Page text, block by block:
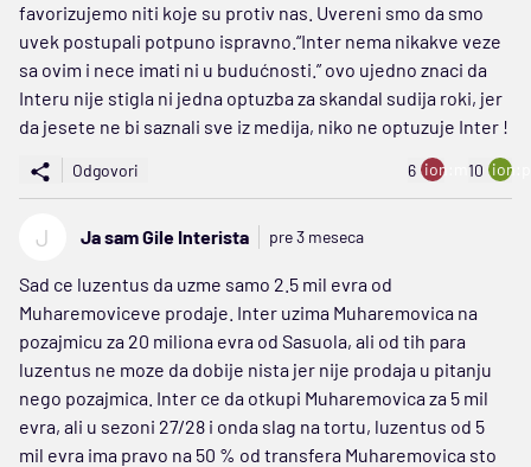
favorizujemo niti koje su protiv nas. Uvereni smo da smo
uvek postupali potpuno ispravno.“Inter nema nikakve veze
sa ovim i nece imati ni u budućnosti.” ovo ujedno znaci da
Interu nije stigla ni jedna optuzba za skandal sudija roki, jer
da jesete ne bi saznali sve iz medija, niko ne optuzuje Inter !
Odgovori 6 ion:minus
10
J Ja sam Gile Interista pre 3 meseca
Sad ce luzentus da uzme samo 2.5 mil evra od
Muharemoviceve prodaje. Inter uzima Muharemovica na
pozajmicu za 20 miliona evra od Sasuola, ali od tih para
luzentus ne moze da dobije nista jer nije prodaja u pitanju
nego pozajmica. Inter ce da otkupi Muharemovica za 5 mil
evra, ali u sezoni 27/28 i onda slag na tortu, luzentus od 5
mil evra ima pravo na 50 % od transfera Muharemovica sto